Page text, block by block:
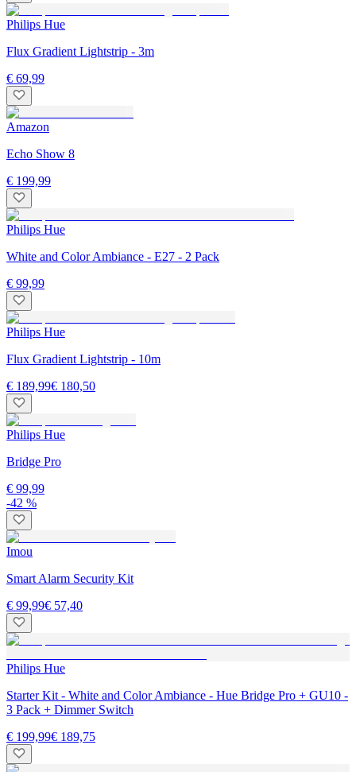
Philips Hue
Flux Gradient Lightstrip - 3m
€ 69,99
Amazon
Echo Show 8
€ 199,99
Philips Hue
White and Color Ambiance - E27 - 2 Pack
€ 99,99
Philips Hue
Flux Gradient Lightstrip - 10m
€ 189,99€ 180,50
Philips Hue
Bridge Pro
€ 99,99
-42 %
Imou
Smart Alarm Security Kit
€ 99,99€ 57,40
Philips Hue
Starter Kit - White and Color Ambiance - Hue Bridge Pro + GU10 -
3 Pack + Dimmer Switch
€ 199,99€ 189,75